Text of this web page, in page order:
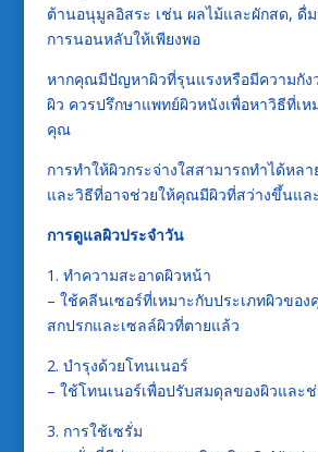
ต้านอนุมูลอิสระ เช่น ผลไม้และผักสด, ดื่
การนอนหลับให้เพียงพอ
หากคุณมีปัญหาผิวที่รุนแรงหรือมีความกัง
ผิว ควรปรึกษาแพทย์ผิวหนังเพื่อหาวิธีที่เ
คุณ
การทำให้ผิวกระจ่างใสสามารถทำได้หล
และวิธีที่อาจช่วยให้คุณมีผิวที่สว่างขึ้นแล
การดูแลผิวประจำวัน
1. ทำความสะอาดผิวหน้า
– ใช้คลีนเซอร์ที่เหมาะกับประเภทผิวขอ
สกปรกและเซลล์ผิวที่ตายแล้ว
2. บำรุงด้วยโทนเนอร์
– ใช้โทนเนอร์เพื่อปรับสมดุลของผิวและ
3. การใช้เซรั่ม